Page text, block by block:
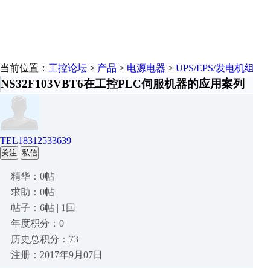
当前位置： 工控论坛 > 产品 > 电源电器 > UPS/EPS/发电机组
NS32F103VBT6在工控PLC伺服机器的应用案列
TEL18312533639
关注 私信
精华：0帖
求助：0帖
帖子：6帖 | 1回
年度积分：0
历史总积分：73
注册：2017年9月07日